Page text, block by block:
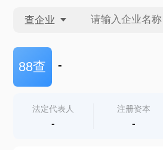
查企业
查企业
查产地
88查 -
法定代表人
-
注册资本
-